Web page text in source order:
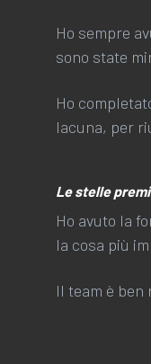
Ho sempre
sono state
Ho
lacuna, per
Le stelle
Ho avuto la
la cosa più
Il team è ben